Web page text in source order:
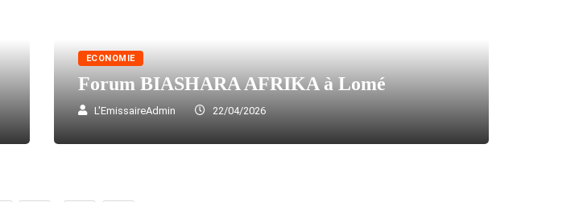
ECONOMIE
Forum BIASHARA AFRIKA à Lomé
L'EmissaireAdmin 22/04/2026